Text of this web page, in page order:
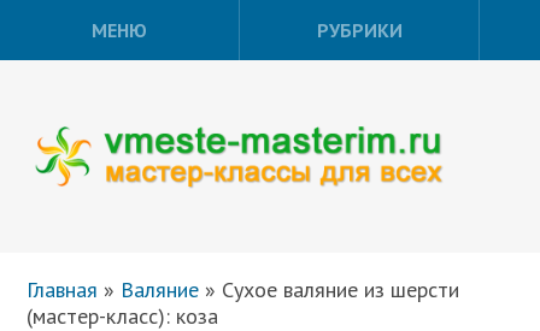
МЕНЮ РУБРИКИ
Главная » Валяние » Сухое валяние из шерсти
(мастер-класс): коза